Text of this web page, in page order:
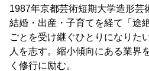
1987年京都芸術短期大学造形芸
結婚・出産・子育てを経て「途
ごとを受け継ぐひとりになりた
人を志す。縮小傾向にある業界
く修行に励む。